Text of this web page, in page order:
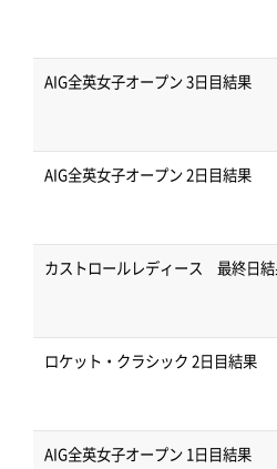
AIG全英女子オープン 3日目結果
AIG全英女子オープン 2日目結果
カストロールレディース 最終日
ロケット・クラシック 2日目結果
AIG全英女子オープン 1日目結果